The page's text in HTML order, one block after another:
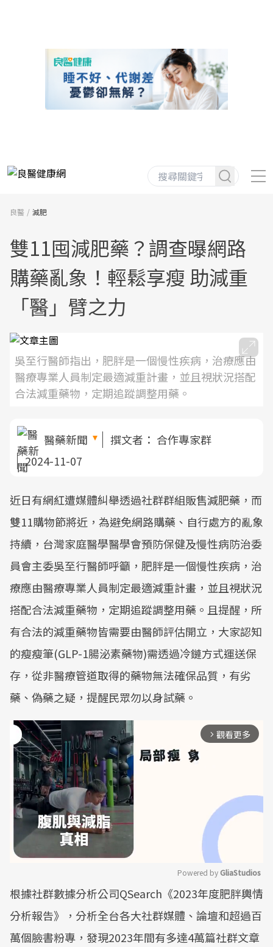
良醫 減肥
雙11囤減肥藥？調查曝網路
購藥亂象！輕鬆享瘦 助減重
「醫」臂之力
吳至行醫師指出，肥胖是一個慢性疾病，治療應由
醫療專業人員制定最適減重計畫，並且視狀況搭配
合法減重藥物，定期追蹤調整用藥。
醫藥新聞 撰文者： 合作專家群
2024-11-07
近日有網紅遭媒體糾舉透過社群群組販售減肥藥，而
雙11購物節將近，為避免網路購藥、自行處方的亂象
持續，台灣家庭醫學醫學會預防保健及慢性病防治委
員會主委吳至行醫師呼籲，肥胖是一個慢性疾病，治
療應由醫療專業人員制定最適減重計畫，並且視狀況
搭配合法減重藥物，定期追蹤調整用藥。且提醒，所
有合法的減重藥物皆需要由醫師評估開立，大家認知
的瘦瘦筆(GLP-1腸泌素藥物)需透過冷鏈方式運送保
存，從非醫療管道取得的藥物無法確保品質，有劣
藥、偽藥之疑，提醒民眾勿以身試藥。
arrow_forward_ios 觀看更多
Mute
Powered by GliaStudios
根據社群數據分析公司QSearch《2023年度肥胖輿情
分析報告》，分析全台各大社群媒體、論壇和超過百
萬個臉書粉專，發現2023年間有多達4萬篇社群文章